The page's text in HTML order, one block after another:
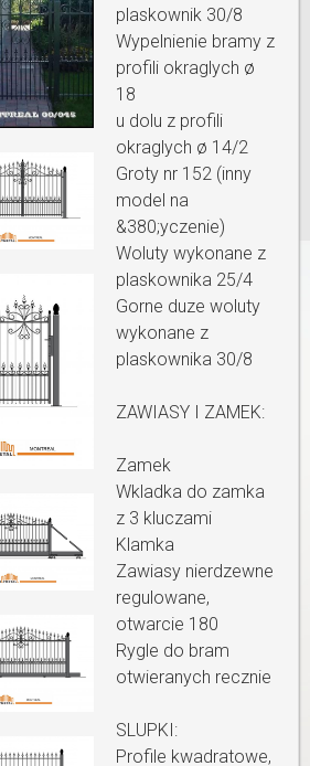
plaskownik 30/8
Wypelnienie bramy z
profili okraglych ø
18
u dolu z profili
okraglych ø 14/2
Groty nr 152 (inny
model na
&380;yczenie)
Woluty wykonane z
plaskownika 25/4
Gorne duze woluty
wykonane z
plaskownika 30/8
ZAWIASY I ZAMEK:
Zamek
Wkladka do zamka
z 3 kluczami
Klamka
Zawiasy nierdzewne
regulowane,
otwarcie 180
Rygle do bram
otwieranych recznie
SLUPKI:
Profile kwadratowe,